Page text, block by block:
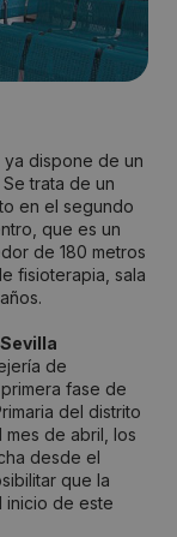
dispone de un
trata de un
en el segundo
que es un
de 180 metros
fisioterapia, sala
de
fase de
del distrito
mes de abril, los
desde el
que la
inicio de este